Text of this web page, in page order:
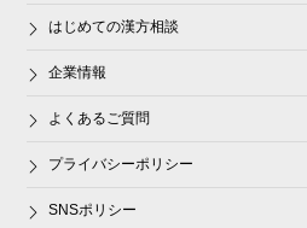
はじめての漢方相談
企業情報
よくあるご質問
プライバシーポリシー
SNSポリシー